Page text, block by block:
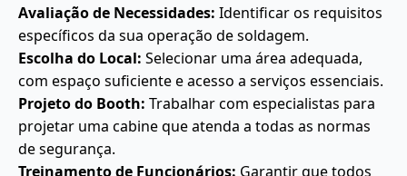
Avaliação de Necessidades: Identificar os requisitos
específicos da sua operação de soldagem.
Escolha do Local: Selecionar uma área adequada,
com espaço suficiente e acesso a serviços essenciais.
Projeto do Booth: Trabalhar com especialistas para
projetar uma cabine que atenda a todas as normas
de segurança.
Treinamento de Funcionários: Garantir que todos